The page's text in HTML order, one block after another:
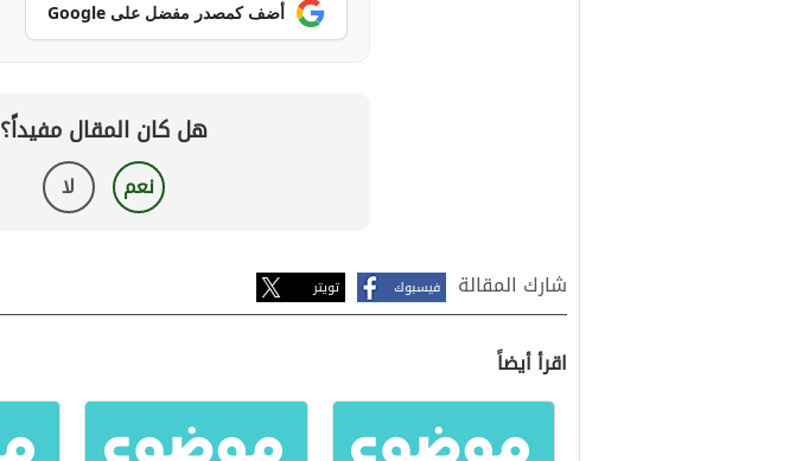
أضف كمصدر مفضل على Google
هل كان المقال مفيداً؟
نعم لا
شارك المقالة فيسبوك تويتر
اقرأ أيضاً